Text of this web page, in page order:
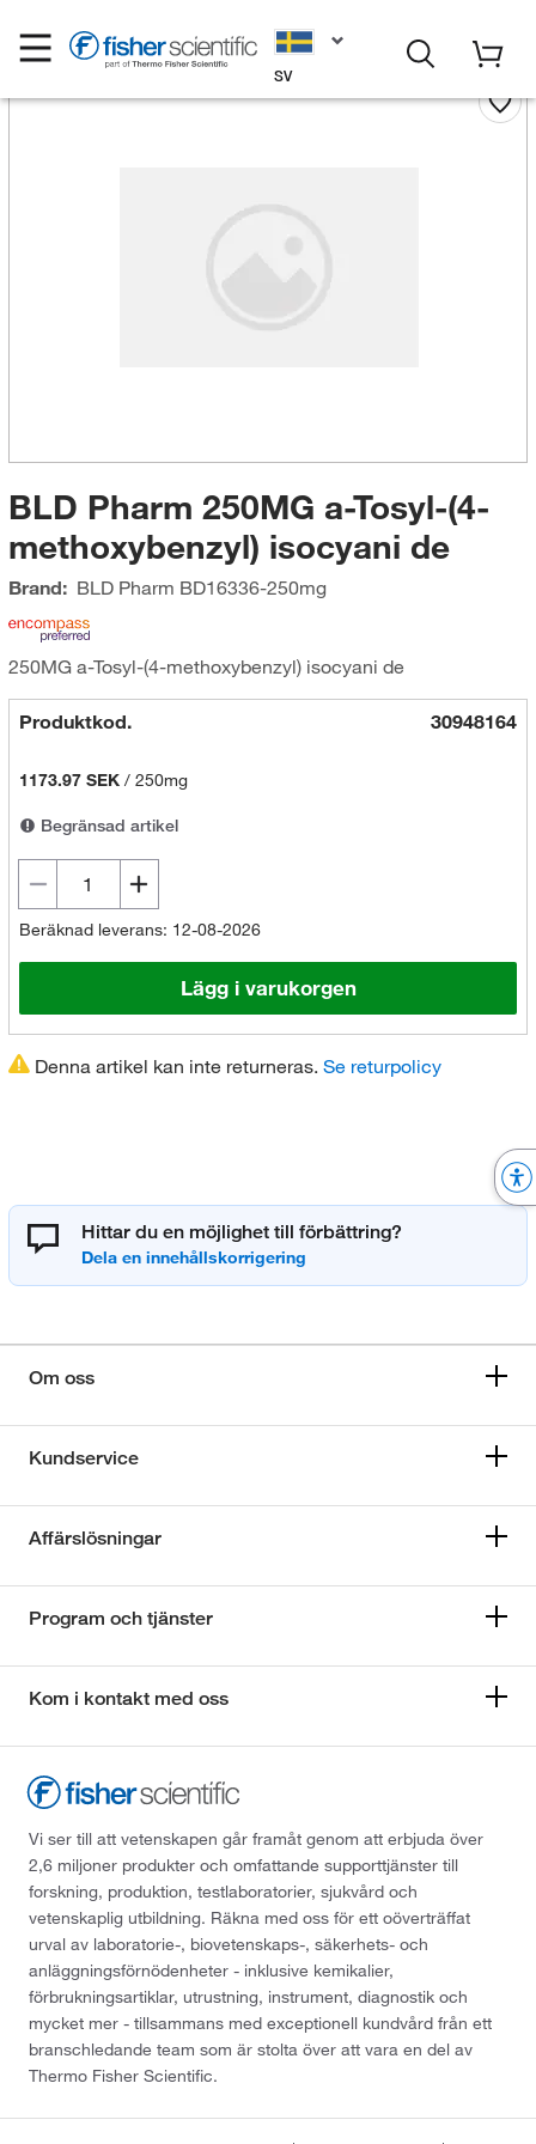
SV
BLD Pharm 250MG a-Tosyl-(4-
methoxybenzyl) isocyani de
Brand: BLD Pharm BD16336-250mg
250MG a-Tosyl-(4-methoxybenzyl) isocyani de
Produktkod. 30948164
1173.97 SEK/ 250mg
Begränsad artikel
Beräknad leverans: 12-08-2026
Lägg i varukorgen
Denna artikel kan inte returneras. Se returpolicy
Hittar du en möjlighet till förbättring?
Om oss
Kundservice
Affärslösningar
Program och tjänster
Kom i kontakt med oss
Vi ser till att vetenskapen går framåt genom att erbjuda över
2,6 miljoner produkter och omfattande supporttjänster till
forskning, produktion, testlaboratorier, sjukvård och
vetenskaplig utbildning. Räkna med oss för ett oöverträffat
urval av laboratorie-, biovetenskaps-, säkerhets- och
anläggningsförnödenheter - inklusive kemikalier,
förbrukningsartiklar, utrustning, instrument, diagnostik och
mycket mer - tillsammans med exceptionell kundvård från ett
branschledande team som är stolta över att vara en del av
Thermo Fisher Scientific.